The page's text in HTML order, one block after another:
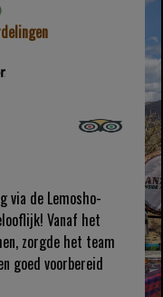
via de Lemosho-
Vanaf het
zorgde het team
goed voorbereid